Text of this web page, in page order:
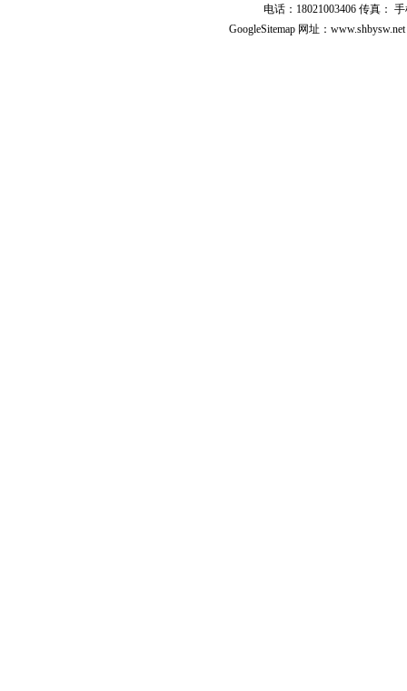
电话：18021003406 传真：
GoogleSitemap 网址：